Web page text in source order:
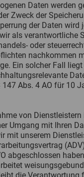
Daten werden
Zweck der
der Daten wird
als verantwortliche
oder
nachkommen
Ein solcher Fall
Abs. 4 AO für 10
von Dienstleistern
Umgang mit Ihren
mit unserem
abgeschlossen